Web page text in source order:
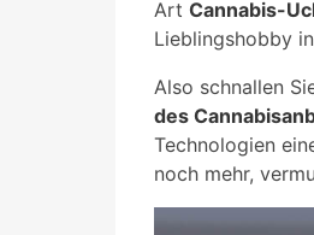
Art Cannabis-
Lieblingshobby
Also schnallen
des
Technologien
noch mehr,